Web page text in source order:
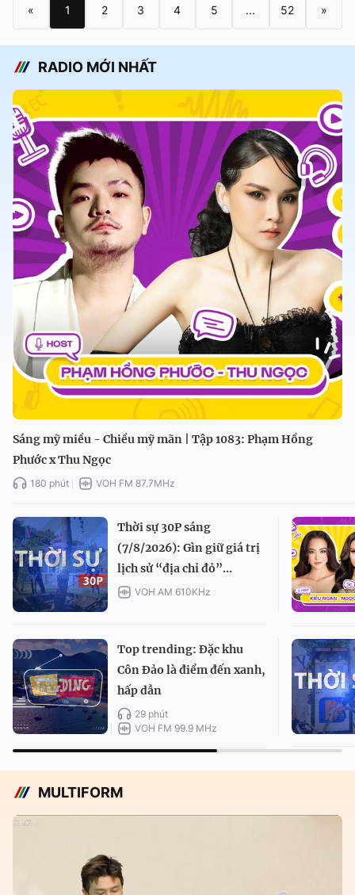
« 1 2 3 4 5 ... 52 »
RADIO MỚI NHẤT
Sáng mỹ miều - Chiều mỹ mãn | Tập 1083: Phạm Hồng
Phước x Thu Ngọc
180 phút VOH FM 87.7MHz
Thời sự 30P sáng
(7/8/2026): Gìn giữ giá trị
lịch sử “địa chỉ đỏ”...
VOH AM 610KHz
Top trending: Đặc khu
Côn Đảo là điểm đến xanh,
hấp dẫn
29 phút
VOH FM 99.9 MHz
MULTIFORM